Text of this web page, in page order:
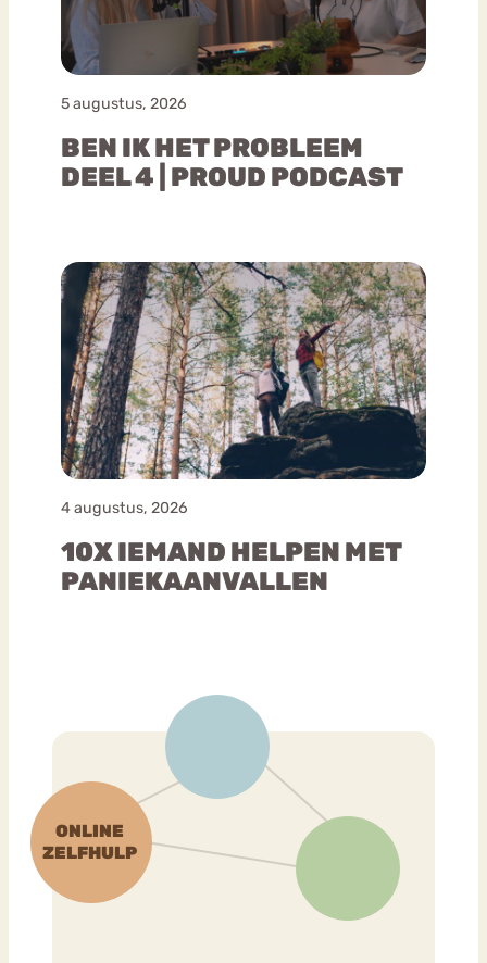
5 augustus, 2026
BEN IK HET PROBLEEM
DEEL 4 | PROUD PODCAST
4 augustus, 2026
10X IEMAND HELPEN MET
PANIEKAANVALLEN